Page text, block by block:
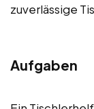
zuverlässige
Aufgaben